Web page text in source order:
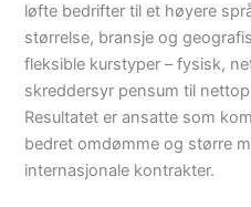
løfte bedrifter til et høyere
størrelse, bransje og
fleksible kurstyper – fysisk,
skreddersyr pensum til
Resultatet er ansatte som
bedret omdømme og større
internasjonale kontrakter.